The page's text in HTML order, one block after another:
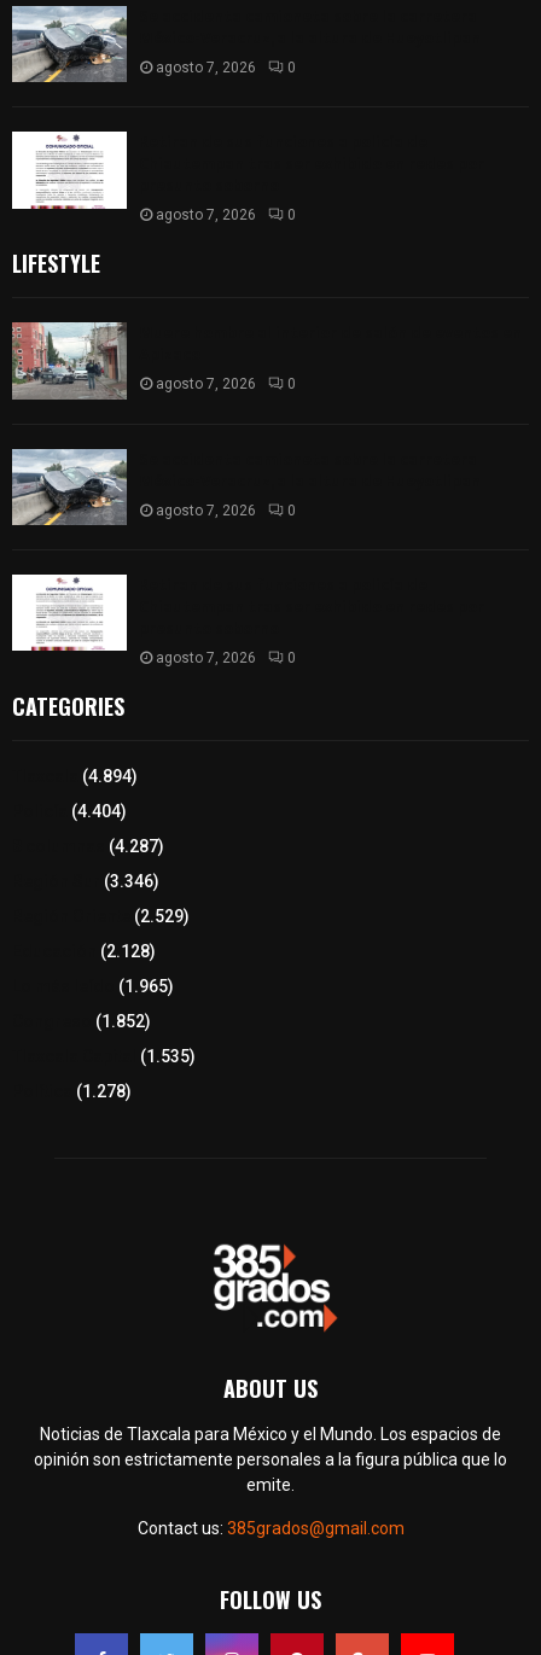
agosto 7, 2026 0
agosto 7, 2026 0
LIFESTYLE
agosto 7, 2026 0
agosto 7, 2026 0
agosto 7, 2026 0
CATEGORIES
(4.894)
(4.404)
(4.287)
(3.346)
(2.529)
(2.128)
(1.965)
(1.852)
(1.535)
(1.278)
ABOUT US
Noticias de Tlaxcala para México y el Mundo. Los espacios de
opinión son estrictamente personales a la figura pública que lo
emite.
Contact us: 385grados@gmail.com
FOLLOW US